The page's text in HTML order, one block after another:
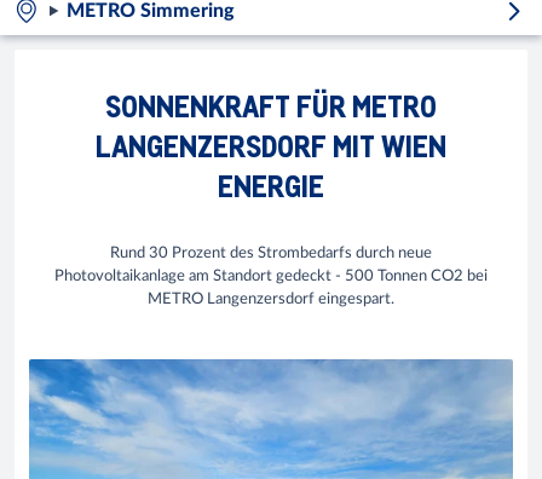
METRO Simmering
SONNENKRAFT FÜR METRO
LANGENZERSDORF MIT WIEN
ENERGIE
Rund 30 Prozent des Strombedarfs durch neue
Photovoltaikanlage am Standort gedeckt - 500 Tonnen CO2 bei
METRO Langenzersdorf eingespart.